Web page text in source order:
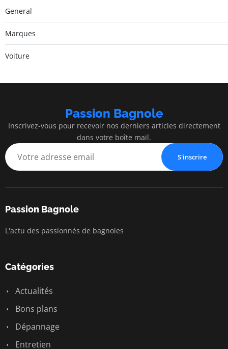
General
Marques
Voiture
Passion Bagnole
Inscrivez-vous pour recevoir nos derniers articles directement
dans votre boîte mail.
S'inscrire
Passion Bagnole
L'actu des passionnés de bagnoles
Catégories
Actualités
Bons plans
Dépannage
Entretien